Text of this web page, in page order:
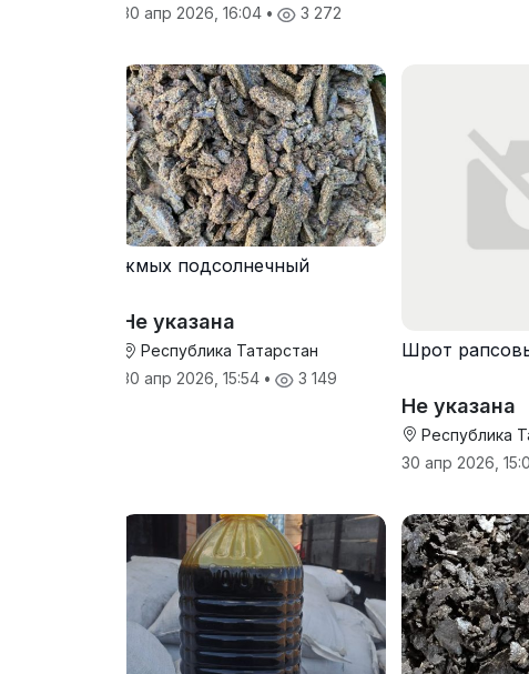
30 апр 2026, 16:04 • 3 272
жмых подсолнечный
Не указана
Республика Татарстан
30 апр 2026, 15:54 • 3 149
Шрот
Не указана
Республика
30 апр 2026,